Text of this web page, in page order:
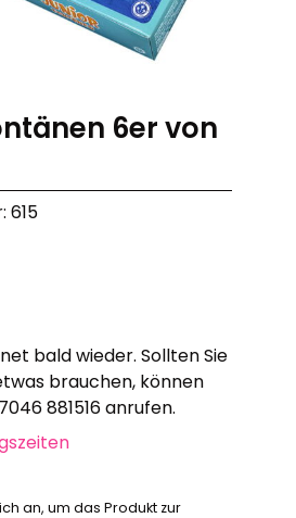
6er von
615
bald wieder. Sollten Sie
brauchen, können
881516 anrufen.
an, um das Produkt zur